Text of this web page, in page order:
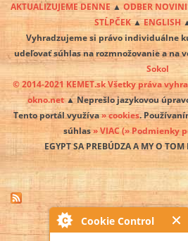
Cookie Control
AKTUALIZUJEME DENNE▲ODBER
STĹPČEK▲ENGLISH
Vyhradzujeme si právo individuálne
udeľovať súhlas na rozmnožovanie a na
Sokol
© 2014-2021 KEMET.sk Všetky práva
okno.net▲ Neprešlo jazykovou
Tento portál využíva» cookies.
súhlas» VIAC(» Podmienky
EGYPT SA PREBÚDZA A MY O